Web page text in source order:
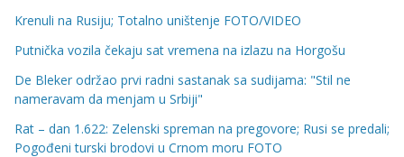
Krenuli na Rusiju; Totalno uništenje FOTO/VIDEO
Putnička vozila čekaju sat vremena na izlazu na Horgošu
De Bleker održao prvi radni sastanak sa sudijama: "Stil ne
nameravam da menjam u Srbiji"
Rat – dan 1.622: Zelenski spreman na pregovore; Rusi se predali;
Pogođeni turski brodovi u Crnom moru FOTO